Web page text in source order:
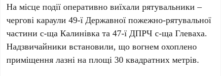
На місце події оперативно виїхали рятувальники –
чергові караули49-ї Державної пожежно-рятувальної
частини с-ща Калинівка та47-ї ДПРЧ с-ща Глеваха.
Надзвичайники встановили, що вогнем охоплено
приміщення лазні на площі30 квадратних метрів.